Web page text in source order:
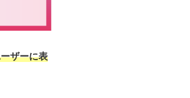
ザーに表